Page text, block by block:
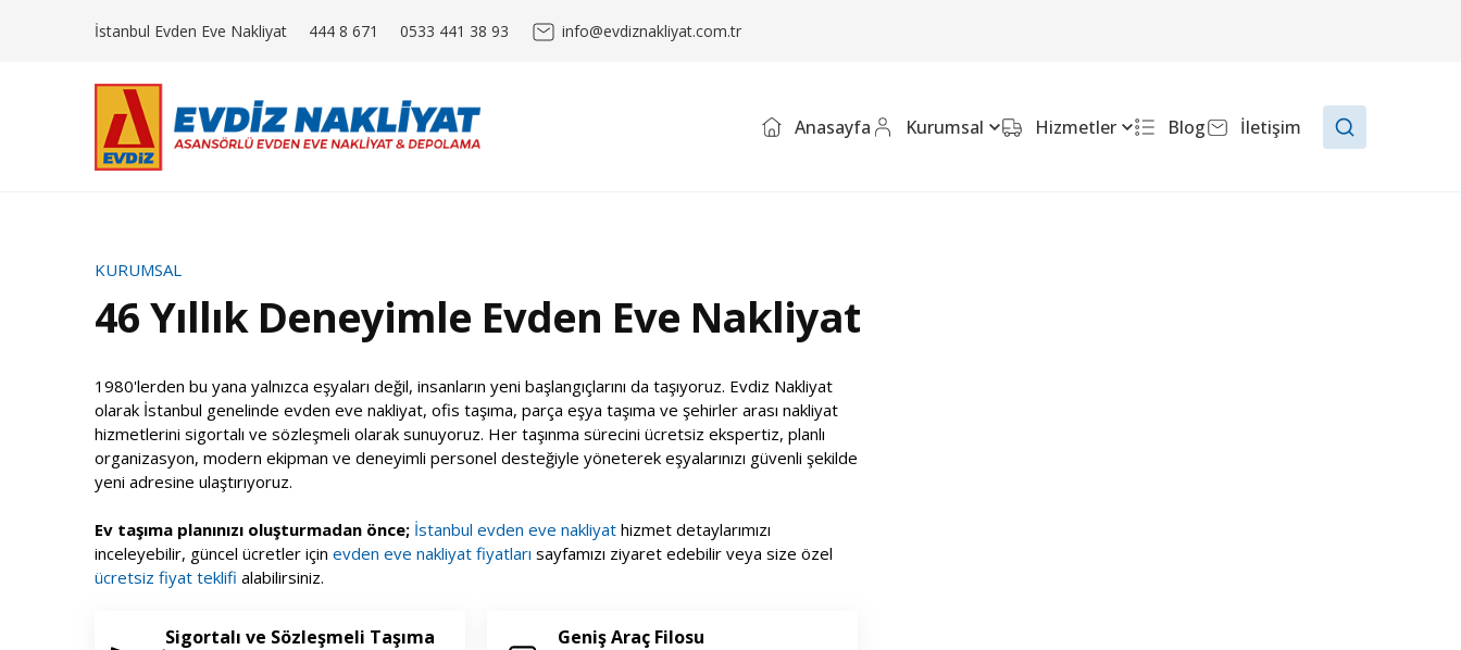
İstanbul Evden Eve Nakliyat 444 8 671 0533 441 38 93 info@evdiznakliyat.com.tr
Anasayfa Kurumsal Hizmetler Blog İletişim
KURUMSAL
46 Yıllık Deneyimle Evden Eve Nakliyat
1980'lerden bu yana yalnızca eşyaları değil, insanların yeni başlangıçlarını da taşıyoruz. Evdiz Nakliyat
olarak İstanbul genelinde evden eve nakliyat, ofis taşıma, parça eşya taşıma ve şehirler arası nakliyat
hizmetlerini sigortalı ve sözleşmeli olarak sunuyoruz. Her taşınma sürecini ücretsiz ekspertiz, planlı
organizasyon, modern ekipman ve deneyimli personel desteğiyle yöneterek eşyalarınızı güvenli şekilde
yeni adresine ulaştırıyoruz.
Ev taşıma planınızı oluşturmadan önce; İstanbul evden eve nakliyat hizmet detaylarımızı
inceleyebilir, güncel ücretler için evden eve nakliyat fiyatları sayfamızı ziyaret edebilir veya size özel
ücretsiz fiyat teklifi alabilirsiniz.
Sigortalı ve Sözleşmeli Taşıma Geniş Araç Filosu